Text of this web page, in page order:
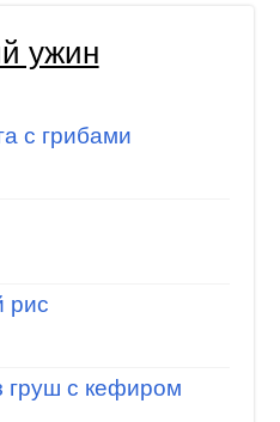
ужин
с грибами
рис
груш с кефиром